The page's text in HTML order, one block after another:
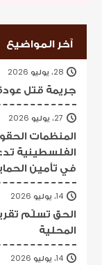
آخر المواضيع
28، يوليو 2026
جريمة قتل
27، يوليو 2026
المنظمات
الفلسطينية
في تأمين
14، يوليو 2026
الحق تسلّم
المحلية
14، يوليو 2026